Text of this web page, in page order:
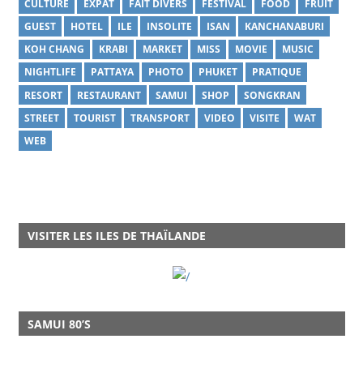
CULTURE
EXPAT FAIT DIVERS FESTIVAL FOOD
FRUIT
GUEST
HOTEL ILE INSOLITE ISAN
KANCHANABURI
KOH CHANG
KRABI MARKET MISS MOVIE
MUSIC
NIGHTLIFE
PATTAYA PHOTO PHUKET
PRATIQUE
RESORT
RESTAURANT SAMUI SHOP
SONGKRAN
STREET
TOURIST TRANSPORT VIDEO VISITE
WAT
WEB
VISITER LES ILES DE THAÏLANDE
SAMUI 80’S